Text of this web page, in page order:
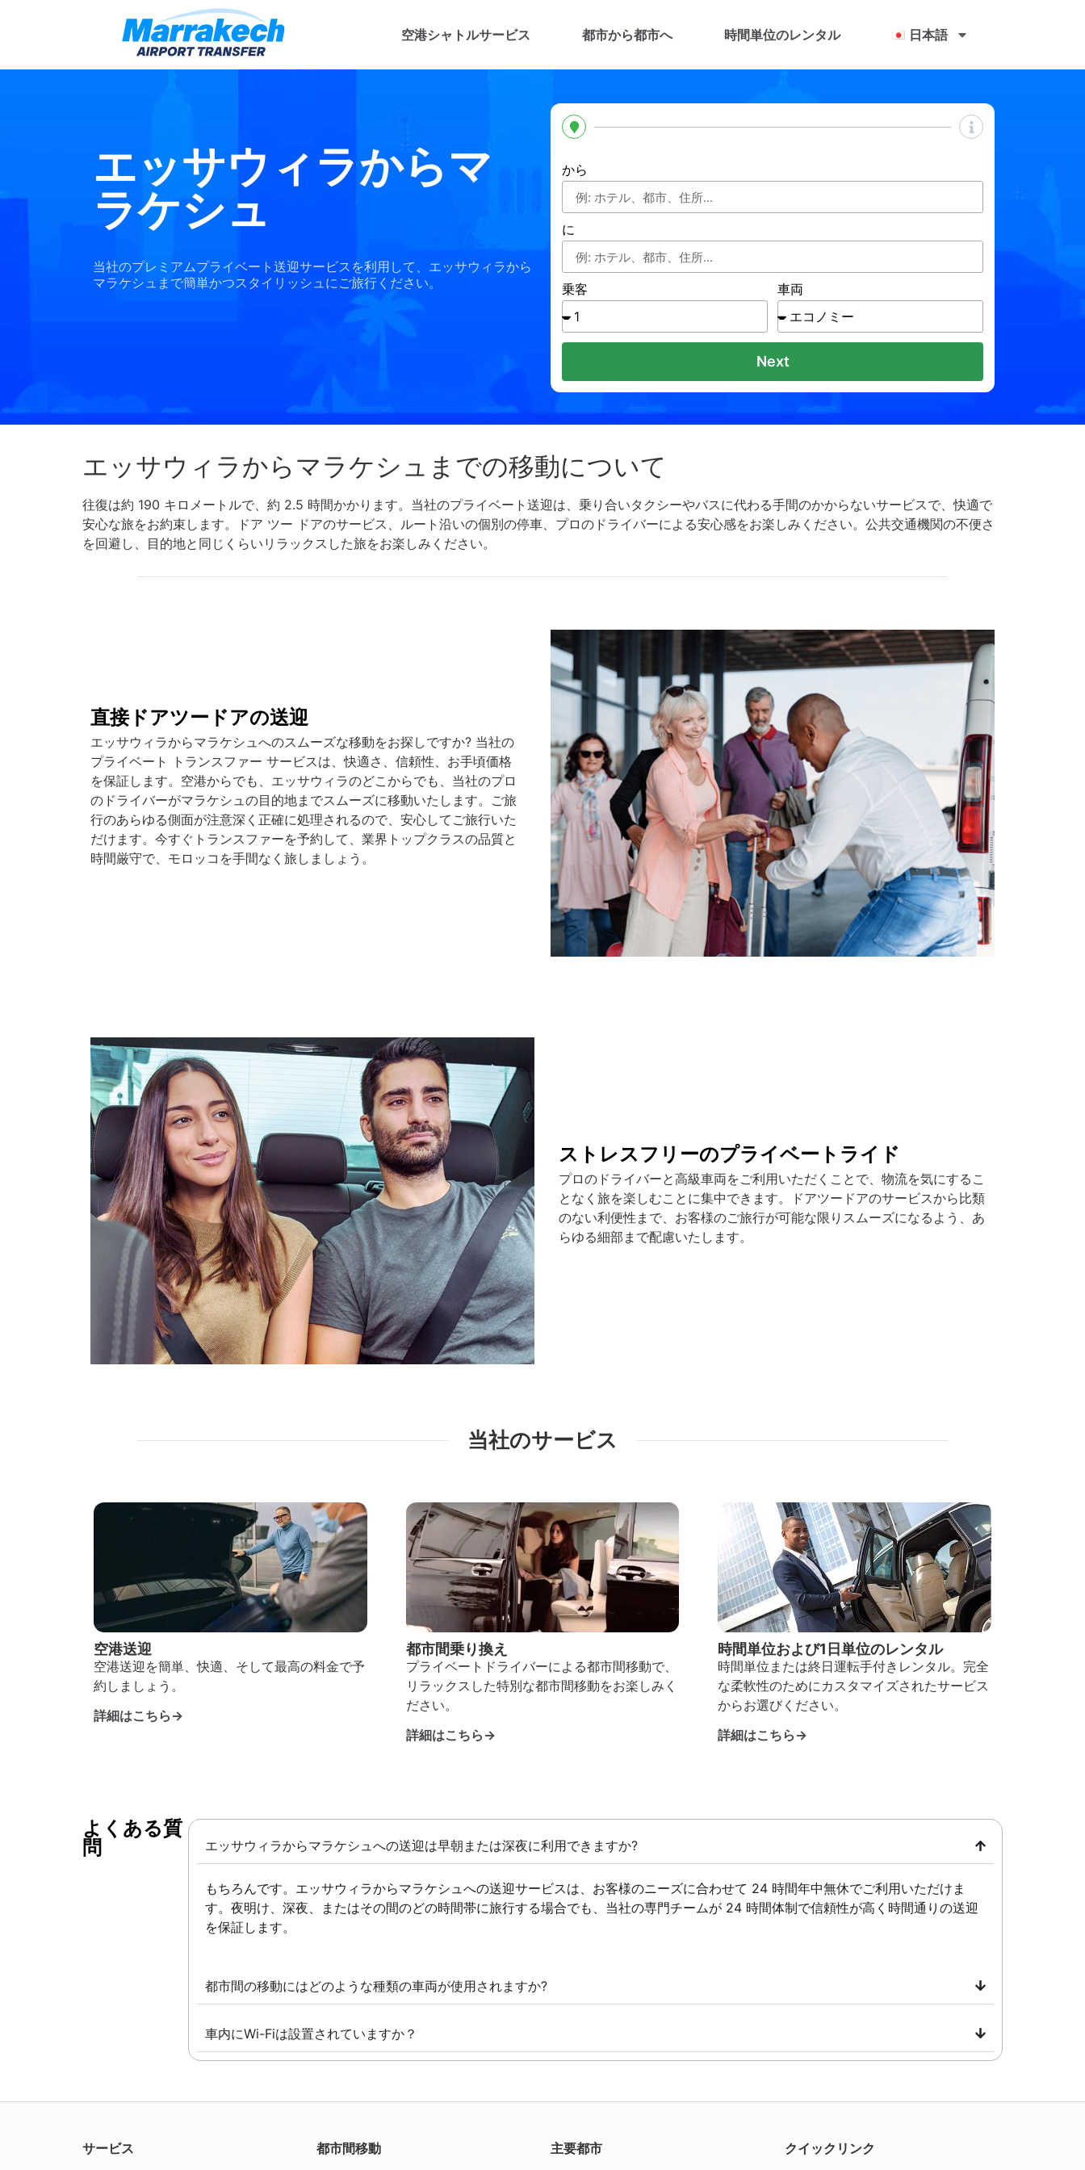
空港シャトルサービス 都市から都市へ 時間単位のレンタル 日本語
エッサウィラからマ
ラケシュ
当社のプレミアムプライベート送迎サービスを利用して、エッサウィラから
マラケシュまで簡単かつスタイリッシュにご旅行ください。
から
に
乗客 車両
Next
エッサウィラからマラケシュまでの移動について
往復は約 190 キロメートルで、約 2.5 時間かかります。当社のプライベート送迎は、乗り合いタクシーやバスに代わる手間のかからないサービスで、快適で
安心な旅をお約束します。ドア ツー ドアのサービス、ルート沿いの個別の停車、プロのドライバーによる安心感をお楽しみください。公共交通機関の不便さ
を回避し、目的地と同じくらいリラックスした旅をお楽しみください。
直接ドアツードアの送迎
エッサウィラからマラケシュへのスムーズな移動をお探しですか? 当社の
プライベート トランスファー サービスは、快適さ、信頼性、お手頃価格
を保証します。空港からでも、エッサウィラのどこからでも、当社のプロ
のドライバーがマラケシュの目的地までスムーズに移動いたします。ご旅
行のあらゆる側面が注意深く正確に処理されるので、安心してご旅行いた
だけます。今すぐトランスファーを予約して、業界トップクラスの品質と
時間厳守で、モロッコを手間なく旅しましょう。
ストレスフリーのプライベートライド
プロのドライバーと高級車両をご利用いただくことで、物流を気にするこ
となく旅を楽しむことに集中できます。ドアツードアのサービスから比類
のない利便性まで、お客様のご旅行が可能な限りスムーズになるよう、あ
らゆる細部まで配慮いたします。
当社のサービス
空港送迎
空港送迎を簡単、快適、そして最高の料金で予
約しましょう。
詳細はこちら→
都市間乗り換え
プライベートドライバーによる都市間移動で、
リラックスした特別な都市間移動をお楽しみく
ださい。
詳細はこちら→
時間単位および1日単位のレンタル
時間単位または終日運転手付きレンタル。完全
な柔軟性のためにカスタマイズされたサービス
からお選びください。
詳細はこちら→
よくある質
問 ​
エッサウィラからマラケシュへの送迎は早朝または深夜に利用できますか?
もちろんです。エッサウィラからマラケシュへの送迎サービスは、お客様のニーズに合わせて 24 時間年中無休でご利用いただけま
す。夜明け、深夜、またはその間のどの時間帯に旅行する場合でも、当社の専門チームが 24 時間体制で信頼性が高く時間通りの送迎
を保証します。
都市間の移動にはどのような種類の車両が使用されますか?
車内にWi-Fiは設置されていますか？
サービス
都市間移動
主要都市
クイックリンク